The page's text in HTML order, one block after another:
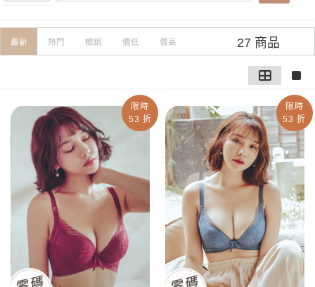
【父親節快樂】男內褲5件$999🧔
最新 熱門 暢銷 價低 價高 27 商品
限時
53 折
限時
53 折